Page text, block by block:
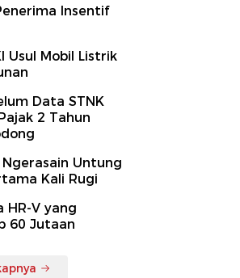
Insentif
Usul Mobil Listrik
Data STNK
2 Tahun
Untung
Kali Rugi
HR-V yang
60 Jutaan